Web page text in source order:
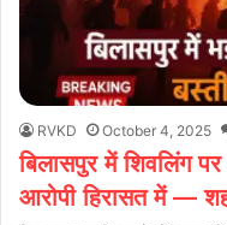
RVKD October 4, 2025
बिलासपुर में शिवलिंग
आरोपी हिरासत में —